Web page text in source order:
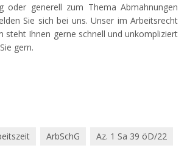
oder generell zum Thema Abmahnungen
Sie sich bei uns. Unser im Arbeitsrecht
steht Ihnen gerne schnell und unkompliziert
gern.
ArbSchG Az. 1 Sa 39 öD/22